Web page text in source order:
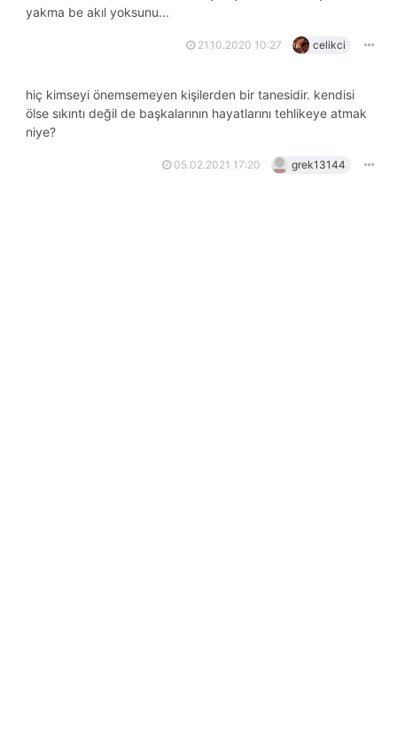
yakma be akıl yoksunu...
21.10.2020 10:27 celikci
hiç kimseyi önemsemeyen kişilerden bir tanesidir. kendisi
ölse sıkıntı değil de başkalarının hayatlarını tehlikeye atmak
niye?
05.02.2021 17:20 grek13144